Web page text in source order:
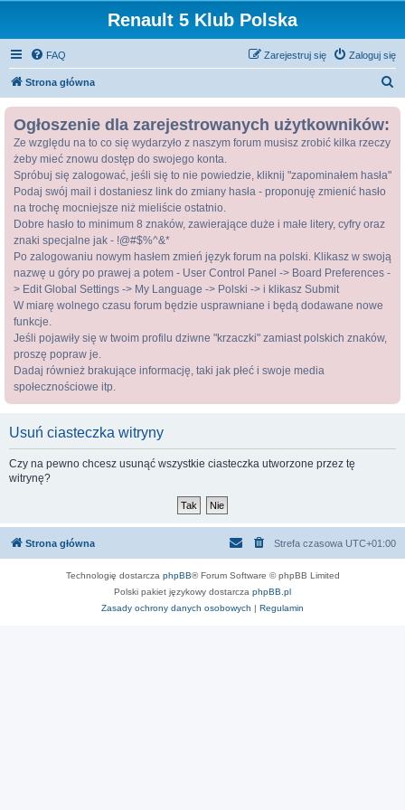
Renault 5 Klub Polska
FAQ Zaloguj się
Zarejestruj się
Strona główna
Ogłoszenie dla zarejestrowanych użytkowników:
Ze względu na to co się wydarzyło z naszym forum musisz zrobić kilka rzeczy
żeby mieć znowu dostęp do swojego konta.
Spróbuj się zalogować, jeśli się to nie powiedzie, kliknij "zapominałem hasła"
Podaj swój mail i dostaniesz link do zmiany hasła - proponuję zmienić hasło
na trochę mocniejsze niż mieliście ostatnio.
Dobre hasło to minimum 8 znaków, zawierające duże i małe litery, cyfry oraz
znaki specjalne jak - !@#$%^&*
Po zalogowaniu nowym hasłem zmień język forum na polski. Klikasz w swoją
nazwę u góry po prawej a potem - User Control Panel -> Board Preferences -
> Edit Global Settings -> My Language -> Polski -> i klikasz Submit
W miarę wolnego czasu forum będzie usprawniane i będą dodawane nowe
funkcje.
Jeśli pojawiły się w twoim profilu dziwne "krzaczki" zamiast polskich znaków,
proszę popraw je.
Dadaj również brakujące informację, taki jak płeć i swoje media
społecznościowe itp.
Usuń ciasteczka witryny
Czy na pewno chcesz usunąć wszystkie ciasteczka utworzone przez tę
witrynę?
Strona główna Strefa czasowa UTC+01:00
Technologię dostarcza phpBB® Forum Software © phpBB Limited
Polski pakiet językowy dostarcza phpBB.pl
Zasady ochrony danych osobowych | Regulamin